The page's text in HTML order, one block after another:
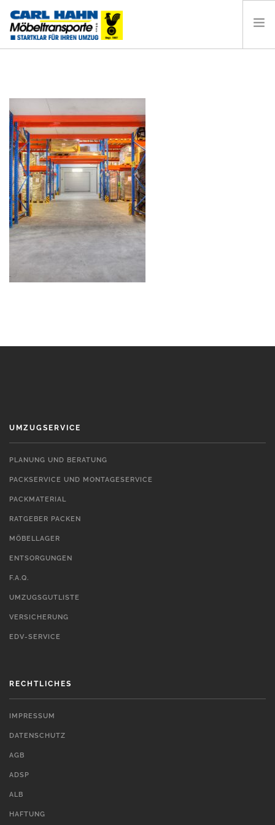
PRIVATUMZUG
BÜROUMZUG
LAGERUNG
KONTAKT
UMZUGSERVICE
PLANUNG UND BERATUNG
PACKSERVICE UND MONTAGESERVICE
PACKMATERIAL
RATGEBER PACKEN
MÖBELLAGER
ENTSORGUNGEN
F.A.Q.
UMZUGSGUTLISTE
VERSICHERUNG
EDV-SERVICE
RECHTLICHES
IMPRESSUM
DATENSCHUTZ
AGB
ADSP
ALB
HAFTUNG